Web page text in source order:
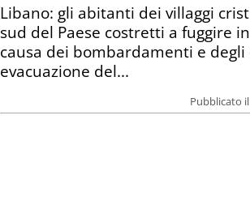
Pubblicato
Libano: gli abitanti dei villaggi
sud del Paese costretti a fuggire
causa dei bombardamenti e
evacuazione del...